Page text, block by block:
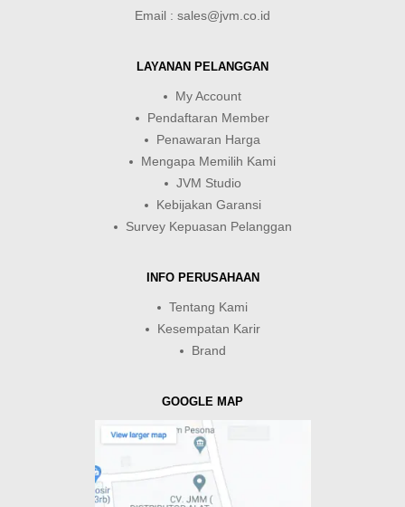
Email : sales@jvm.co.id
LAYANAN PELANGGAN
My Account
Pendaftaran Member
Penawaran Harga
Mengapa Memilih Kami
JVM Studio
Kebijakan Garansi
Survey Kepuasan Pelanggan
INFO PERUSAHAAN
Tentang Kami
Kesempatan Karir
Brand
GOOGLE MAP